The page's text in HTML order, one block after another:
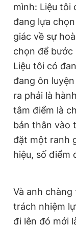
mình: Liệu tôi
đang lựa
giác về sự
chọn để bước
Liệu tôi có
đang ôn
ra phải là
tâm điểm là
bản thân vào
đặt một ranh
hiệu, số điểm
Và anh
trách nhiệm
đi lên đó mới